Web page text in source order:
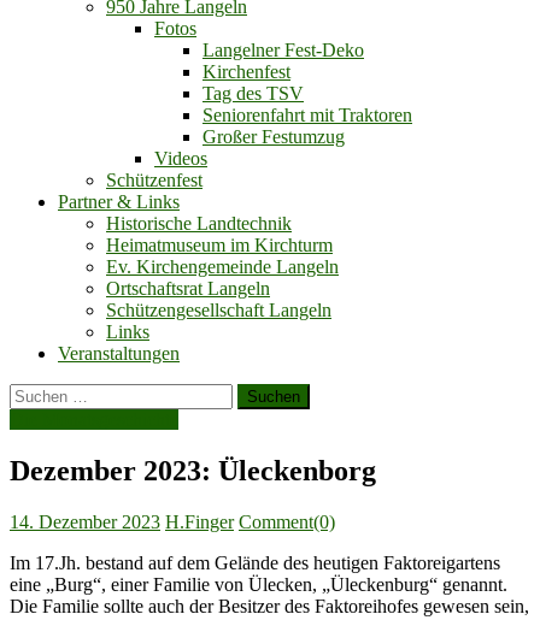
950 Jahre Langeln
Fotos
Langelner Fest-Deko
Kirchenfest
Tag des TSV
Seniorenfahrt mit Traktoren
Großer Festumzug
Videos
Schützenfest
Partner & Links
Historische Landtechnik
Heimatmuseum im Kirchturm
Ev. Kirchengemeinde Langeln
Ortschaftsrat Langeln
Schützengesellschaft Langeln
Links
Veranstaltungen
Suchen
nach:
Dezember 2023: Üleckenborg
Posted
14. Dezember 2023 Author
H.Finger Comment(0)
Im 17.Jh. bestand auf dem Gelände des heutigen Faktoreigartens
eine „Burg“, einer Familie von Ülecken, „Üleckenburg“ genannt.
Die Familie sollte auch der Besitzer des Faktoreihofes gewesen sein,